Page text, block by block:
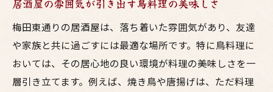
居酒屋での団らんが生む素敵な思い出
鳥料理と共に味わう地酒の楽しみ方
隠れ家居酒屋でのサプライズメニュー
梅田東通りで友人と過ごす夜の魅力
居酒屋の雰囲気が引き出す鳥料理の美味しさ
梅田東通りの居酒屋は、落ち着いた雰囲気があり、友達
や家族と共に過ごすには最適な場所です。特に鳥料理に
おいては、その居心地の良い環境が料理の美味しさを一
層引き立てます。例えば、焼き鳥や唐揚げは、ただ料理